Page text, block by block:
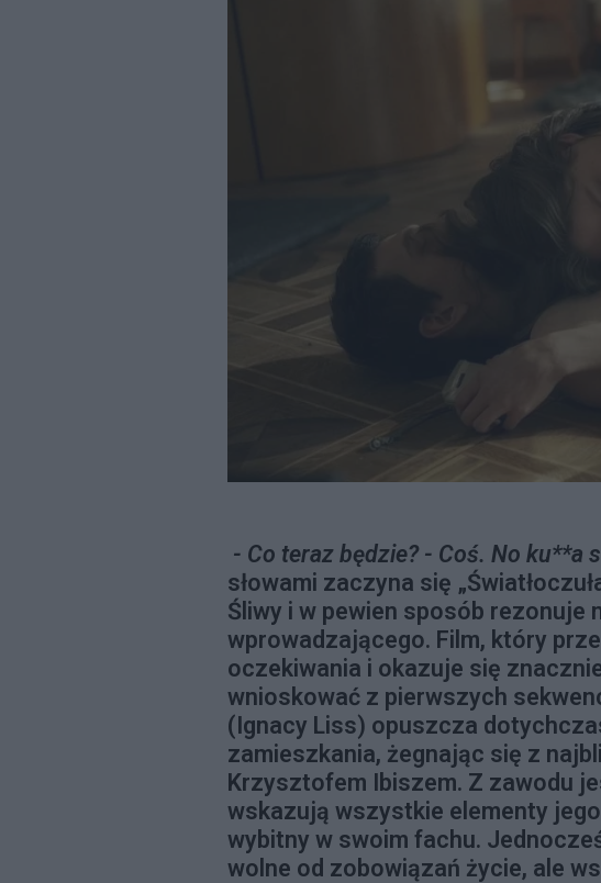
- Co teraz będzie? - Coś. No ku**a
słowami zaczyna się
Śliwy i w pewien sposób rezonuje
wprowadzającego. Film, który
oczekiwania i okazuje się
wnioskować z pierwszych
(Ignacy Liss) opuszcza
zamieszkania, żegnając się z
Krzysztofem Ibiszem. Z zawodu
wskazują wszystkie elementy
wybitny w swoim fachu.
wolne od zobowiązań życie, ale